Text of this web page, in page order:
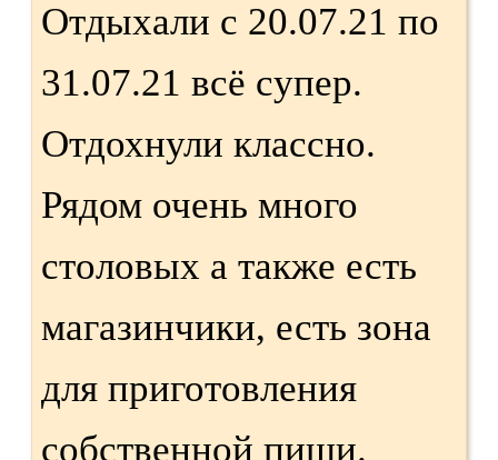
Отдыхали с 20.07.21 по
31.07.21 всё супер.
Отдохнули классно.
Рядом очень много
столовых а также есть
магазинчики, есть зона
для приготовления
собственной пищи.